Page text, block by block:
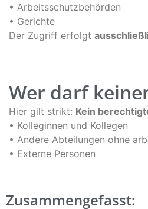
• Arbeitsschutzbehörden
• Gerichte
Der Zugriff erfolgt
Wer darf
Hier gilt strikt: Kein
• Kolleginnen und Kollegen
• Andere Abteilungen ohne
• Externe Personen
Zusammengefasst: